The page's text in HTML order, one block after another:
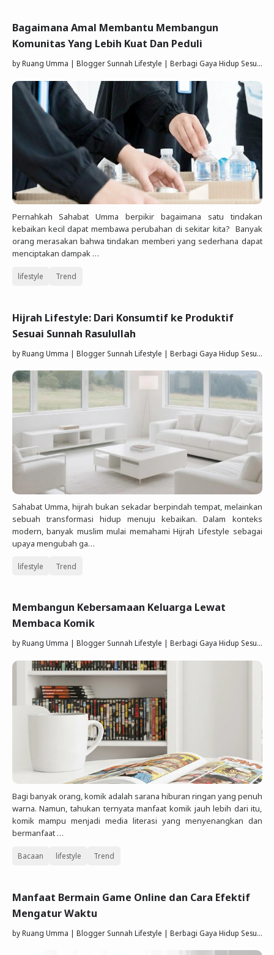
Bagaimana Amal Membantu Membangun
Komunitas Yang Lebih Kuat Dan Peduli
byRuang Umma | Blogger Sunnah Lifestyle | Berbagi Gaya Hidup Sesuai Quran Sunnah
Pernahkah Sahabat Umma berpikir bagaimana satu tindakan
kebaikan kecil dapat membawa perubahan di sekitar kita? Banyak
orang merasakan bahwa tindakan memberi yang sederhana dapat
menciptakan dampak …
lifestyle Trend
Hijrah Lifestyle: Dari Konsumtif ke Produktif
Sesuai Sunnah Rasulullah
byRuang Umma | Blogger Sunnah Lifestyle | Berbagi Gaya Hidup Sesuai Quran Sunnah
Sahabat Umma, hijrah bukan sekadar berpindah tempat, melainkan
sebuah transformasi hidup menuju kebaikan. Dalam konteks
modern, banyak muslim mulai memahami Hijrah Lifestyle sebagai
upaya mengubah ga…
lifestyle Trend
Membangun Kebersamaan Keluarga Lewat
Membaca Komik
byRuang Umma | Blogger Sunnah Lifestyle | Berbagi Gaya Hidup Sesuai Quran Sunnah
Bagi banyak orang, komik adalah sarana hiburan ringan yang penuh
warna. Namun, tahukan ternyata manfaat komik jauh lebih dari itu,
komik mampu menjadi media literasi yang menyenangkan dan
bermanfaat …
Bacaan lifestyle Trend
Manfaat Bermain Game Online dan Cara Efektif
Mengatur Waktu
byRuang Umma | Blogger Sunnah Lifestyle | Berbagi Gaya Hidup Sesuai Quran Sunnah